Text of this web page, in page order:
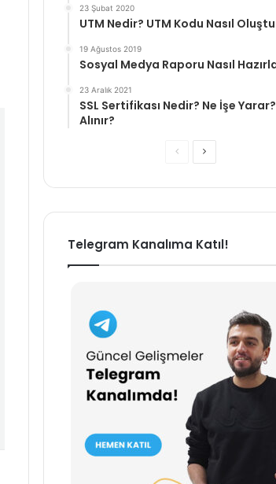
23 Şubat 2020
UTM Nedir? UTM Kodu Nasıl
19 Ağustos 2019
Sosyal Medya Raporu Nasıl
23 Aralık 2021
SSL Sertifikası Nedir? Ne İşe Yarar?
Alınır?
ÖncekiSonraki
Telegram Kanalıma Katıl!